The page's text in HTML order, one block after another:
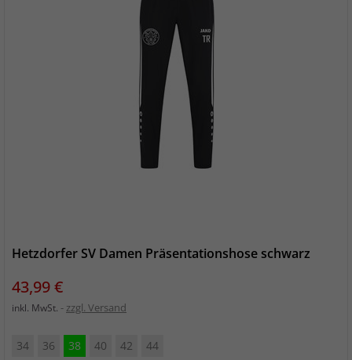
Hetzdorfer SV Damen Präsentationshose schwarz
Preis
43,99 €
inkl. MwSt. zzgl. Versand
34 36 38 40 42 44